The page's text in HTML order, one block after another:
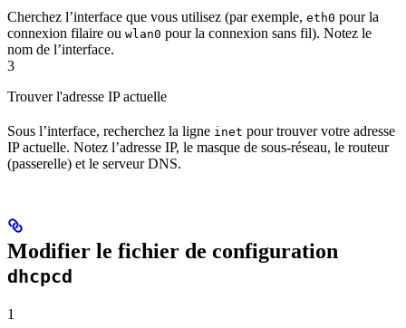
Cherchez l’interface que vous utilisez (par exemple, eth0 pour la
connexion filaire ou wlan0 pour la connexion sans fil). Notez le
nom de l’interface.
3
Trouver l'adresse IP actuelle
Sous l’interface, recherchez la ligne inet pour trouver votre adresse
IP actuelle. Notez l’adresse IP, le masque de sous-réseau, le routeur
(passerelle) et le serveur DNS.
Modifier le fichier de configuration
dhcpcd
1